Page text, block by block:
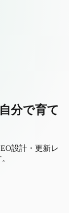
分で育て
設計・更新レ